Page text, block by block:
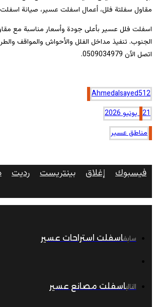
مقاول سفلتة فلل، أعمال اسفلت عسير، صيانة
اسفلت فلل عسير بأعلى جودة وأسعار مناسبة مع
الجنوب. تنفيذ مداخل الفلل والأحواش والمواقف
اتصل الآن 0509034979.
Ahmedalsayed512
21 يونيو 2026
مناطق عسير
فيسبوك إغلاق بينتريست رديت
سابقاسفلت استراحات عسير
التالياسفلت مصانع عسير